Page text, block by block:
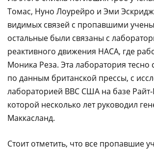
Томас, Нуно Лоурейро и Эми
видимых связей с пропавшими
остальные были связаны с
реактивного движения НАСА, где
Моника Реза. Эта лаборатория тесно
по данным британской прессы, с
лабораторией ВВС США на базе Райт-
которой несколько лет руководил
Маккасланд.
Стоит отметить, что все пропавшие